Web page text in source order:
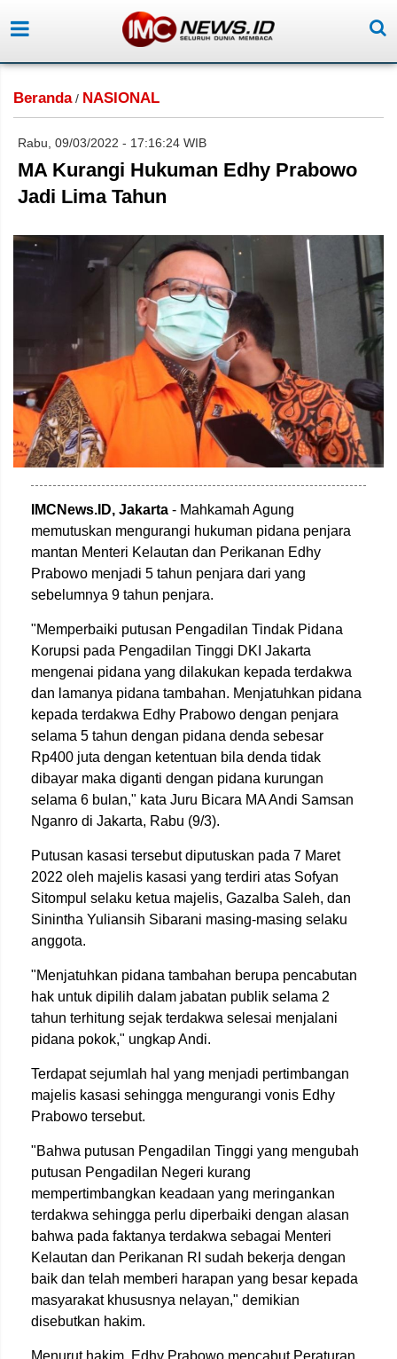
Beranda/ NASIONAL
Rabu, 09/03/2022 - 17:16:24 WIB
MA Kurangi Hukuman Edhy Prabowo
Jadi Lima Tahun
IMCNews.ID, Jakarta - Mahkamah Agung
memutuskan mengurangi hukuman pidana penjara
mantan Menteri Kelautan dan Perikanan Edhy
Prabowo menjadi 5 tahun penjara dari yang
sebelumnya 9 tahun penjara.
"Memperbaiki putusan Pengadilan Tindak Pidana
Korupsi pada Pengadilan Tinggi DKI Jakarta
mengenai pidana yang dilakukan kepada terdakwa
dan lamanya pidana tambahan. Menjatuhkan pidana
kepada terdakwa Edhy Prabowo dengan penjara
selama 5 tahun dengan pidana denda sebesar
Rp400 juta dengan ketentuan bila denda tidak
dibayar maka diganti dengan pidana kurungan
selama 6 bulan," kata Juru Bicara MA Andi Samsan
Nganro di Jakarta, Rabu (9/3).
Putusan kasasi tersebut diputuskan pada 7 Maret
2022 oleh majelis kasasi yang terdiri atas Sofyan
Sitompul selaku ketua majelis, Gazalba Saleh, dan
Sinintha Yuliansih Sibarani masing-masing selaku
anggota.
"Menjatuhkan pidana tambahan berupa pencabutan
hak untuk dipilih dalam jabatan publik selama 2
tahun terhitung sejak terdakwa selesai menjalani
pidana pokok," ungkap Andi.
Terdapat sejumlah hal yang menjadi pertimbangan
majelis kasasi sehingga mengurangi vonis Edhy
Prabowo tersebut.
"Bahwa putusan Pengadilan Tinggi yang mengubah
putusan Pengadilan Negeri kurang
mempertimbangkan keadaan yang meringankan
terdakwa sehingga perlu diperbaiki dengan alasan
bahwa pada faktanya terdakwa sebagai Menteri
Kelautan dan Perikanan RI sudah bekerja dengan
baik dan telah memberi harapan yang besar kepada
masyarakat khususnya nelayan," demikian
disebutkan hakim.
Menurut hakim, Edhy Prabowo mencabut Peraturan